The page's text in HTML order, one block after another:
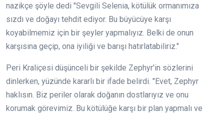
nazikçe şöyle dedi "Sevgili Selenia, kötülük ormanımıza
sızdı ve doğayı tehdit ediyor. Bu büyücüye karşı
koyabilmemiz için bir şeyler yapmalıyız. Belki de onun
karşısına geçip, ona iyiliği ve barışı hatırlatabiliriz."
Peri Kraliçesi düşünceli bir şekilde Zephyr'in sözlerini
dinlerken, yüzünde kararlı bir ifade belirdi. "Evet, Zephyr
haklısın. Biz periler olarak doğanın dostlarıyız ve onu
korumak görevimiz. Bu kötülüğe karşı bir plan yapmalı ve